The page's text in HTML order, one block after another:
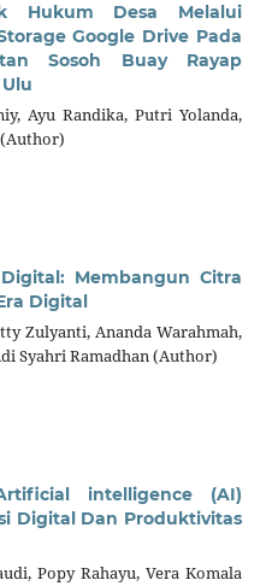
Hukum Desa Melalui
Google Drive Pada
Sosoh Buay Rayap
Ayu Randika, Putri Yolanda,
Membangun Citra
Digital
Zulyanti, Ananda Warahmah,
Syahri Ramadhan (Author)
intelligence (AI)
Digital Dan Produktivitas
Popy Rahayu, Vera Komala